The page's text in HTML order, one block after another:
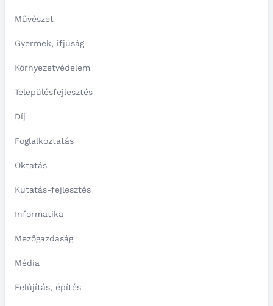
Művészet
Gyermek, ifjúság
Környezetvédelem
Településfejlesztés
Díj
Foglalkoztatás
Oktatás
Kutatás-fejlesztés
Informatika
Mezőgazdaság
Média
Felújítás, építés